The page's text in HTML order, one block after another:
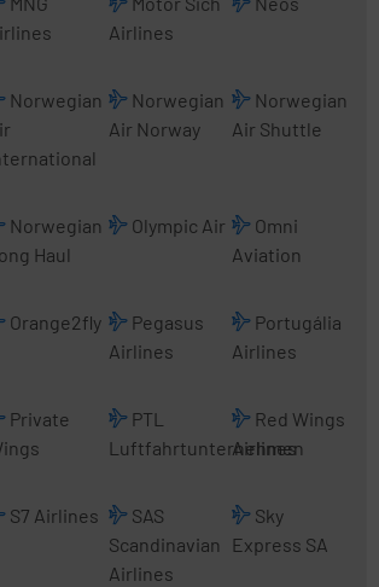
Airlines
Norwegian
Norwegian
Air Norway
Norwegian
Air Shuttle
Norwegian
Haul
Olympic Air
Omni
Aviation
Orange2fly
Pegasus
Airlines
Portugália
Airlines
Private
PTL
Luftfahrtunternehmen
Red Wings
Airlines
S7 Airlines
SAS
Scandinavian
Airlines
Sky
Express SA